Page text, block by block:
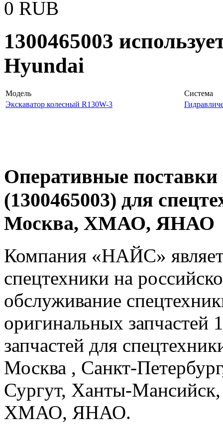
0 RUB
1300465003
Hyundai
Модель
Система
Экскаватор колесный R130W-3
Оперативные
(1300465003) для
Москва, ХМАО, ЯНАО
Компания «НАЙС»
спецтехники на
обслуживание
оригинальных запчастей
запчастей для
Москва , Санкт-
Сургут, Ханты-
ХМАО, ЯНАО.